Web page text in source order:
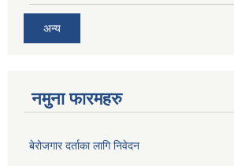
अन्य
नमुना फारमहरु
बेरोजगार दर्ताका लागि निवेदन